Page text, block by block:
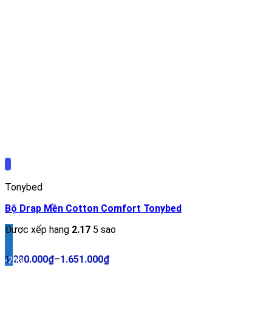
Tonybed
Bộ Drap Mền Cotton Comfort Tonybed
Được xếp hạng 2.17 5 sao
1.280.000₫–1.651.000₫
-28%